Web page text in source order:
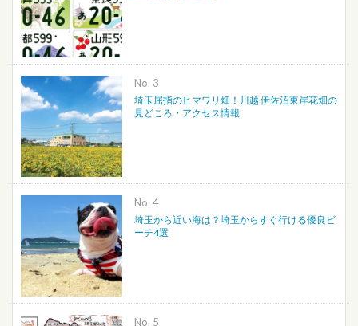
No.
埼玉屈指のヒマワリ畑！川越 伊佐沼東岸花畑の
見どころ・アクセス情報
No.
埼玉から近い海は？埼玉からすぐ行ける優良ビ
ーチ4選
No.